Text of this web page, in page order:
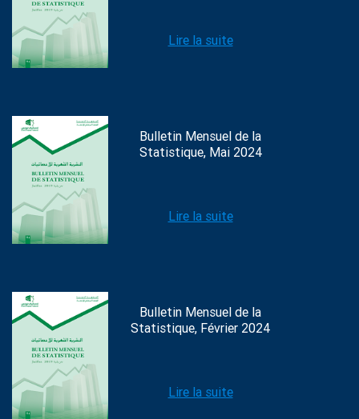
Lire la suite
Bulletin Mensuel de la
Statistique, Mai 2024
Lire la suite
Bulletin Mensuel de la
Statistique, Février 2024
Lire la suite